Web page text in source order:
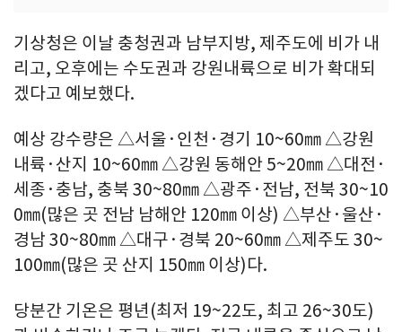
기상청은 이날 충청권과 남부지방, 제주도에 비가 내
리고, 오후에는 수도권과 강원내륙으로 비가 확대되
겠다고 예보했다.
예상 강수량은 △서울·인천·경기 10~60㎜ △강원
내륙·산지 10~60㎜ △강원 동해안 5~20㎜ △대전·
세종·충남, 충북 30~80㎜ △광주·전남, 전북 30~10
0㎜(많은 곳 전남 남해안 120㎜ 이상) △부산·울산·
경남 30~80㎜ △대구·경북 20~60㎜ △제주도 30~
100㎜(많은 곳 산지 150㎜ 이상)다.
당분간 기온은 평년(최저 19~22도, 최고 26~30도)